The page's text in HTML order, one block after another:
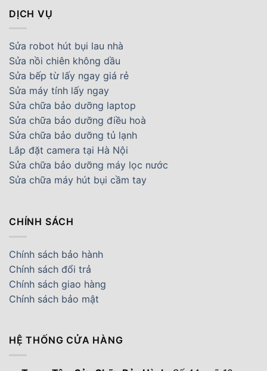
DỊCH VỤ
Sửa robot hút bụi lau nhà
Sửa nồi chiên không dầu
Sửa bếp từ lấy ngay giá rẻ
Sửa máy tính lấy ngay
Sửa chữa bảo dưỡng laptop
Sửa chữa bảo dưỡng điều hoà
Sửa chữa bảo dưỡng tủ lạnh
Lắp đặt camera tại Hà Nội
Sửa chữa bảo dưỡng máy lọc nước
Sửa chữa máy hút bụi cầm tay
CHÍNH SÁCH
Chính sách bảo hành
Chính sách đổi trả
Chính sách giao hàng
Chính sách bảo mật
HỆ THỐNG CỬA HÀNG